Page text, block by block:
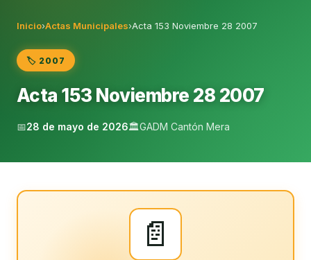
Inicio›Actas Municipales›Acta 153 Noviembre 28 2007
🏷️ 2007
Acta 153 Noviembre 28 2007
📅28 de mayo de 2026🏛️GADM Cantón Mera
📄